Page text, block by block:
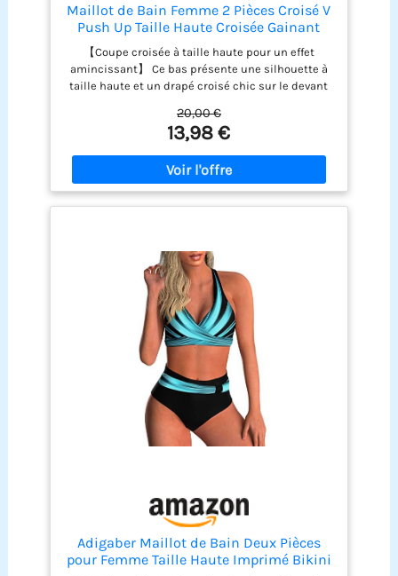
Maillot de Bain Femme 2 Pièces Croisé V
Push Up Taille Haute Croisée Gainant
avec Bretelles Réglables & Coques
Amovibles, Bikini Sexy en Nylon, Maillot
de Bain 2 Pièces Femme Noir M/L
【Coupe croisée à taille haute pour un effet
amincissant】 Ce bas présente une silhouette à
taille haute et un drapé croisé chic sur le devant
taille. Cette coupe affine visuellement la taille,
lisse le ventre et allonge les jambes, pour une
silhouette flatteuse inspirée du sablier. 【Tissu
doux et extensible pour une liberté de
mouvement】 – Fabriqué en nylon de haute
qualité, ce Ensemble Bikini Taille Haute Femme
matière flexible épouse les mouvements du corps
pour un confort tout au long de la journée, que
vous nagiez ou preniez un bain de soleil au bord
de l’eau. 【Décolleté V croisé & Taille Haute
croisée】 – Le haut push up présente un flatteur
décolleté en V croisé qui met naturellement en
valeur la poitrine. Le bas assorti offre une
silhouette taille haute croisée, créant un look
élancé tout en offrant un léger effet gainant sur le
ventre. 【Bretelles réglables & coques amovibles
pour un ajustement personnalisé】 – Profitez d’un
ajustement personnalisé grâce aux bretelles
de galbe, faisant de ce bikini sexy un modèle à la
fois polyvalent et pratique. 【Parfait pour les
vacances & les escapades estivales】 – Que vous
alliez à la plage, à une fête au bord de la piscine
20,00 €
13,98 €
Adigaber Maillot de Bain Deux Pièces
pour Femme Taille Haute Imprimé Bikini